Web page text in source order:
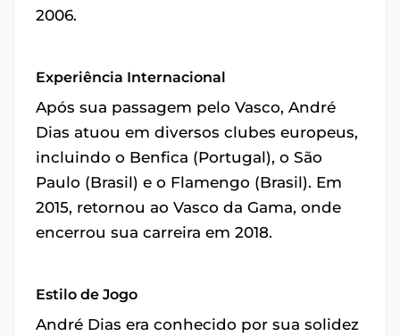
2006.
Experiência Internacional
Após sua passagem pelo Vasco, André
Dias atuou em diversos clubes europeus,
incluindo o Benfica (Portugal), o São
Paulo (Brasil) e o Flamengo (Brasil). Em
2015, retornou ao Vasco da Gama, onde
encerrou sua carreira em 2018.
Estilo de Jogo
André Dias era conhecido por sua solidez